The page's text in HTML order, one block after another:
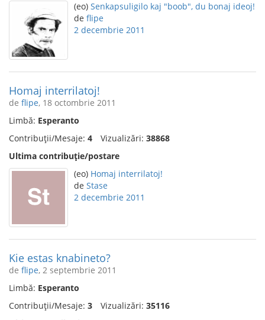
(eo) Senkapsuligilo kaj "boob", du bonaj ideoj!
de flipe
2 decembrie 2011
Homaj interrilatoj!
de flipe, 18 octombrie 2011
Limbă: Esperanto
Contribuții/Mesaje: 4 Vizualizări: 38868
Ultima contribuție/postare
(eo) Homaj interrilatoj!
de Stase
2 decembrie 2011
Kie estas knabineto?
de flipe, 2 septembrie 2011
Limbă: Esperanto
Contribuții/Mesaje: 3 Vizualizări: 35116